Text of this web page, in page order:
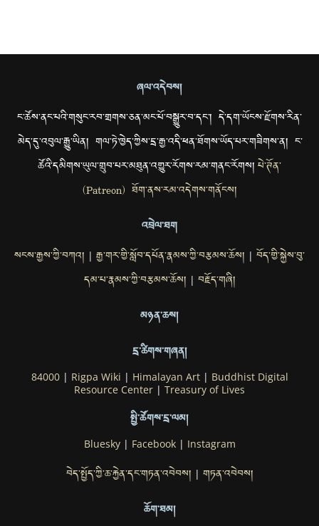
ཞལ་འདེབས།
ང་ཚོས་ནང་པའི་གསུང་རབ་གྲགས་ཅན་མང་པོ་བསྒྱུར་བ་དང་། དེ་དག་ཡོངས་རྫོགས་རིན་
མེད་དུ་འབུལ་རྒྱུ་ཡིན། གལ་ཏེ་ཁྱེད་ཀྱིས་དྲ་རྒྱ་འདི་ཕན་ཐོགས་ཡོད་པར་གཟིགས་ན། ང་
ཚོའི་དམིགས་ཡུལ་གྲུབ་པར་མཐུན་འགྱུར་རོགས་རམ་གནང་རོགས།པེ་ཊོན་
(Patreon) ཐོག་ནས་རམ་འདེགས་གནོངས།
འབྲེལ་ཐག
སངས་རྒྱས་ཀྱི་བཀའ། རྒྱ་གར་གྱི་སློབ་དཔོན་རྣམས་ཀྱི་བརྩམས་ཆོས། བོད་གྱི་སྐྱེས་བུ་
དམ་པ་རྣམས་ཀྱི་བརྩམས་ཆོས། བརྗོད་གཞི།
མཉན་ཆས།
དྲ་ཚིགས་གཞན།
84000| Rigpa Wiki Himalayan Art| Buddhist Digital
Resource Center
Treasury of Lives
སྤྱི་ཚོགས་དྲ་ལམ།
Bluesky| Facebook| Instagram
བེད་སྤྱོད་ཀྱི་ཆ་རྐྱེན་དང་གཏན་འབེབས། གཏན་འབེབས།
ཆོག་ཐམ།